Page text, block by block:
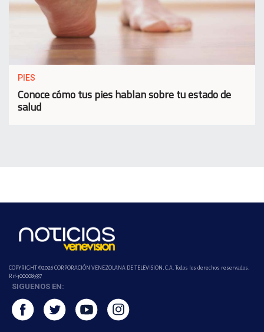
PIES
Conoce cómo tus pies hablan sobre tu estado de
salud
COPYRIGHT ©2026 CORPORACIÓN VENEZOLANA DE TELEVISION, C.A. Todos los derechos reservados.
Rif-j000089337
SIGUENOS EN: